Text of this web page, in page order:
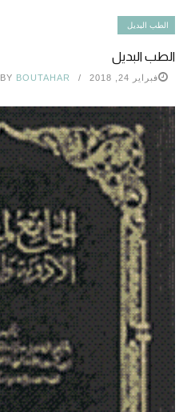
الطب البديل
الطب البديل
فبراير 24, 2018 BY BOUTAHAR